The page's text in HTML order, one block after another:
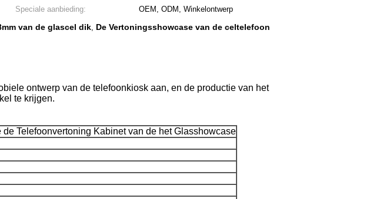
Speciale aanbieding:
OEM, ODM, Winkelontwerp
van de glascel dik, De Vertoningsshowcase van de celtelefoon
ontwerp van de telefoonkiosk aan, en de productie van het
te krijgen.
Telefoonvertoning Kabinet van de het Glasshowcase